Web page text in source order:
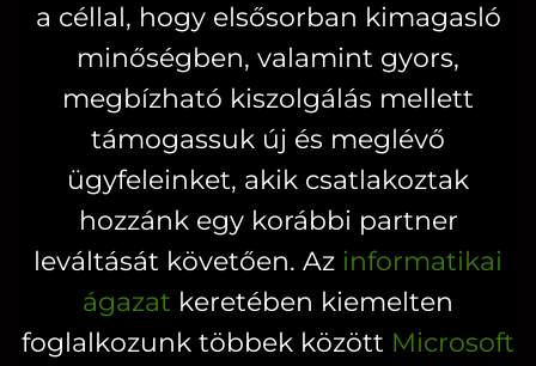
a
termékoldalon
választhatók
a céllal, hogy elsősorban kimagasló
minőségben, valamint gyors,
megbízható kiszolgálás mellett
támogassuk új és meglévő
ügyfeleinket, akik csatlakoztak
hozzánk egy korábbi partner
leváltását követően. Az informatikai
ágazat keretében kiemelten
foglalkozunk többek között Microsoft